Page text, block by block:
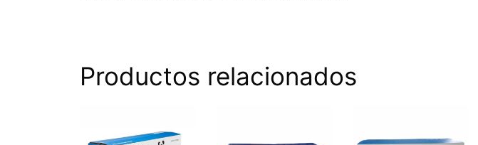
Productos relacionados